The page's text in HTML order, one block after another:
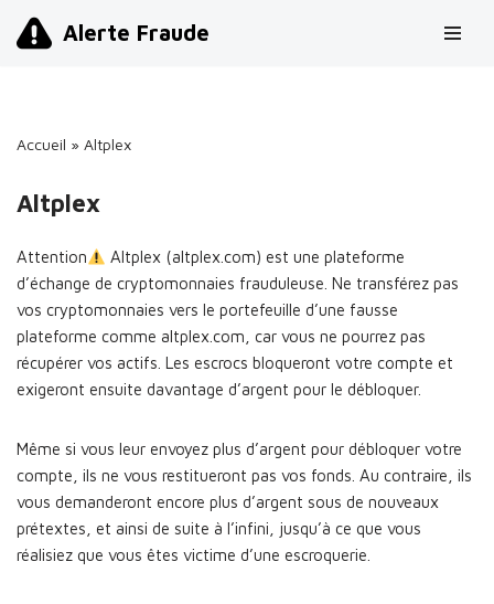
Alerte Fraude
Accueil » Altplex
Altplex
Attention
Altplex (altplex.com) est une plateforme
d’échange de cryptomonnaies frauduleuse. Ne transférez pas
vos cryptomonnaies vers le portefeuille d’une fausse
plateforme comme altplex.com, car vous ne pourrez pas
récupérer vos actifs. Les escrocs bloqueront votre compte et
exigeront ensuite davantage d’argent pour le débloquer.
Même si vous leur envoyez plus d’argent pour débloquer votre
compte, ils ne vous restitueront pas vos fonds. Au contraire, ils
vous demanderont encore plus d’argent sous de nouveaux
prétextes, et ainsi de suite à l’infini, jusqu’à ce que vous
réalisiez que vous êtes victime d’une escroquerie.